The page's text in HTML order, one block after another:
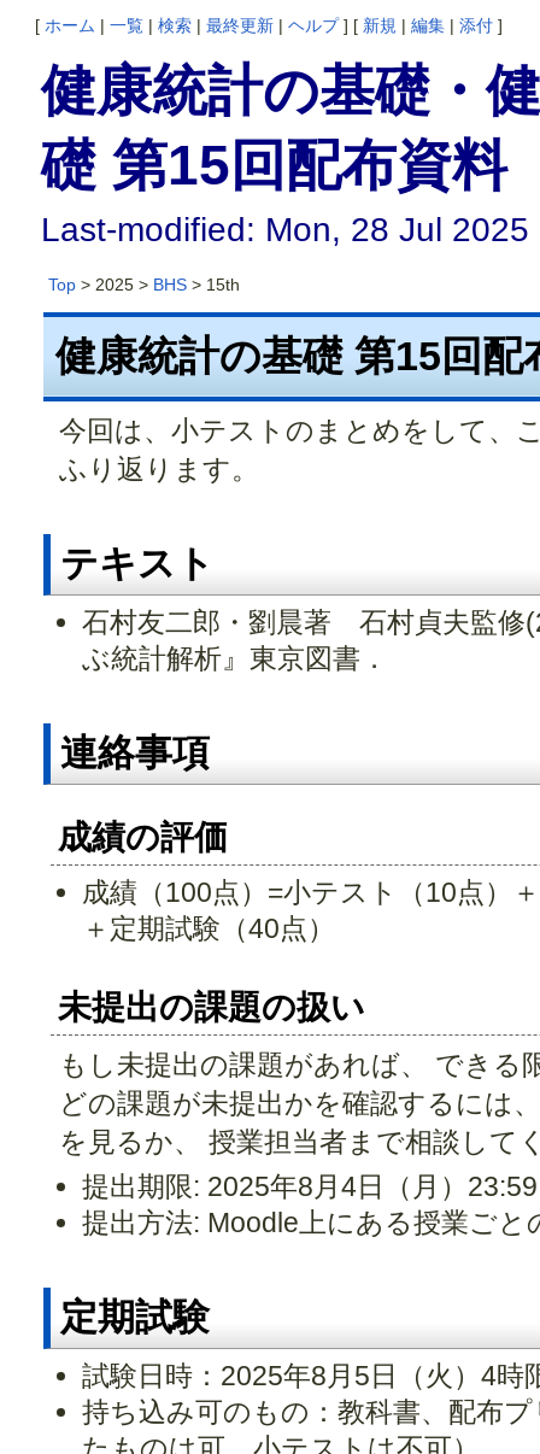
[ ホーム | 一覧 | 検索 | 最終更新 | ヘルプ] [ 新規 | 編集 | 添付 ]
健康統計の基礎・
礎 第15回配布資料
Last-modified: Mon, 28 Jul
Top> 2025 > BHS> 15th
健康統計の基礎 第15回配
今回は、小テストのまとめをして、
ふり返ります。
テキスト
石村友二郎・劉晨著 石村貞夫監修
ぶ統計解析』東京図書．
連絡事項
成績の評価
成績（100点）=小テスト（10点）
＋定期試験（40点）
未提出の課題の扱い
もし未提出の課題があれば、 できる
どの課題が未提出かを確認するには
を見るか、 授業担当者まで相談して
提出期限: 2025年8月4日（月）
提出方法: Moodle上にある授業ご
定期試験
試験日時：2025年8月5日（火）4時
持ち込み可のもの：教科書、配布